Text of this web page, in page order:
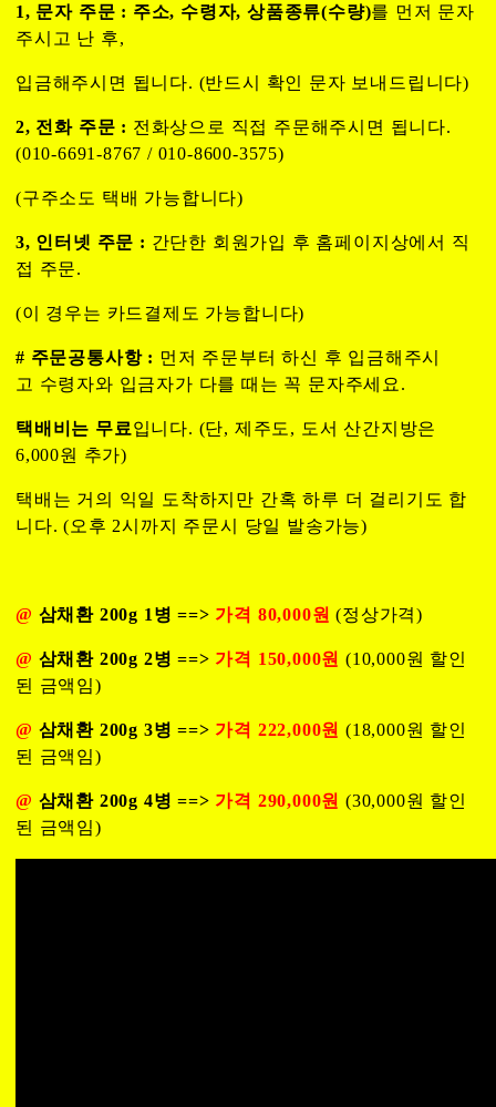
1, 문자 주문 : 주소, 수령자, 상품종류(수량)를 먼저 문자
주시고 난 후,
입금해주시면 됩니다. (반드시 확인 문자 보내드립니다)
2, 전화 주문 : 전화상으로 직접 주문해주시면 됩니다.
(010-6691-8767 / 010-8600-3575)
(구주소도 택배 가능합니다)
3, 인터넷 주문 : 간단한 회원가입 후 홈페이지상에서 직
접 주문.
(이 경우는 카드결제도 가능합니다)
# 주문공통사항 : 먼저 주문부터 하신 후 입금해주시
고 수령자와 입금자가 다를 때는 꼭 문자주세요.
택배비는 무료 입니다. (단, 제주도, 도서 산간지방은
6,000원 추가)
택배는 거의 익일 도착하지만 간혹 하루 더 걸리기도 합
니다. (오후 2시까지 주문시 당일 발송가능)
@ 삼채환 200g 1병 ==> 가격 80,000원 (정상가격)
@ 삼채환 200g 2병 ==> 가격 150,000원 (10,000원 할인
된 금액임)
@ 삼채환 200g 3병 ==> 가격 222,000원 (18,000원 할인
된 금액임)
@ 삼채환 200g 4병 ==> 가격 290,000원 (30,000원 할인
된 금액임)